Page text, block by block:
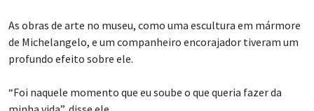
As obras de arte no museu, como uma escultura em mármore
de Michelangelo, e um companheiro encorajador tiveram um
profundo efeito sobre ele.
“Foi naquele momento que eu soube o que queria fazer da